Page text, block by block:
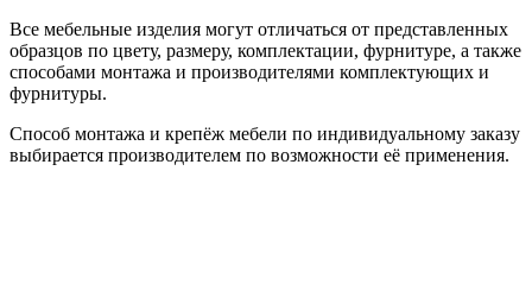
Все мебельные изделия могут отличаться от представленных
образцов по цвету, размеру, комплектации, фурнитуре, а также
способами монтажа и производителями комплектующих и
фурнитуры.
Способ монтажа и крепёж мебели по индивидуальному заказу
выбирается производителем по возможности её применения.